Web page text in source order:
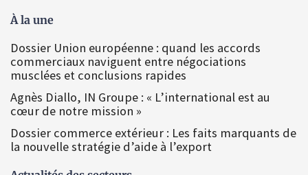
À la une
Dossier Union européenne : quand les accords
commerciaux naviguent entre négociations
musclées et conclusions rapides
Agnès Diallo, IN Groupe : « L’international est au
cœur de notre mission »
Dossier commerce extérieur : Les faits marquants de
la nouvelle stratégie d’aide à l’export